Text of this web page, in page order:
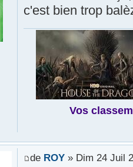
c'est bien trop
Vos
de ROY» Dim 24 Juil